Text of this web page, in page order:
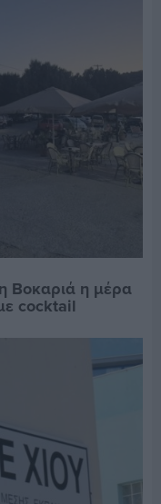
Βοκαριά η μέρα
cocktail